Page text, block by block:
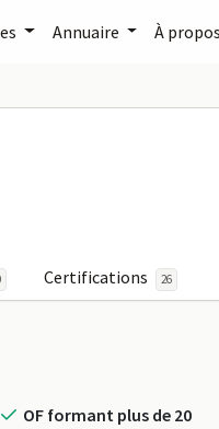
Annuaire À propos
sur
Certifications 26
OF formant plus de 20